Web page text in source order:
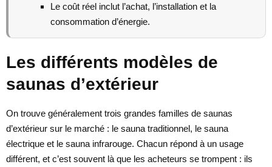
Le coût réel inclut l’achat, l’installation et la
consommation d’énergie.
Les différents modèles de
saunas d’extérieur
On trouve généralement trois grandes familles de saunas
d’extérieur sur le marché : le sauna traditionnel, le sauna
électrique et le sauna infrarouge. Chacun répond à un usage
différent, et c’est souvent là que les acheteurs se trompent : ils